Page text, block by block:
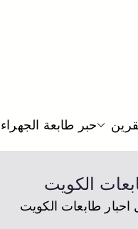
حبر طابعة الجهراء